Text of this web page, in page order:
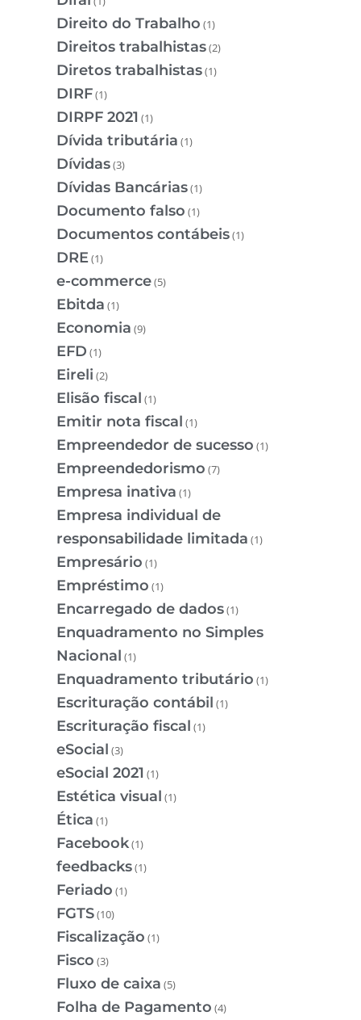
Direito do Trabalho (1)
Direitos trabalhistas(2)
Diretos trabalhistas(1)
DIRF(1)
DIRPF 2021 (1)
Dívida tributária (1)
Dívidas(3)
Dívidas Bancárias(1)
Documento falso (1)
Documentos contábeis(1)
DRE(1)
e-commerce(5)
Ebitda (1)
Economia (9)
EFD (1)
Eireli (2)
Elisão fiscal (1)
Emitir nota fiscal (1)
Empreendedor de sucesso (1)
Empreendedorismo (7)
Empresa inativa (1)
Empresa individual de
responsabilidade limitada (1)
Empresário (1)
Empréstimo (1)
Encarregado de dados(1)
Enquadramento no Simples
Nacional (1)
Enquadramento tributário (1)
Escrituração contábil (1)
Escrituração fiscal (1)
eSocial (3)
eSocial 2021 (1)
Estética visual (1)
Ética (1)
Facebook(1)
feedbacks(1)
Feriado (1)
FGTS(10)
Fiscalização (1)
Fisco (3)
Fluxo de caixa (5)
Folha de Pagamento (4)